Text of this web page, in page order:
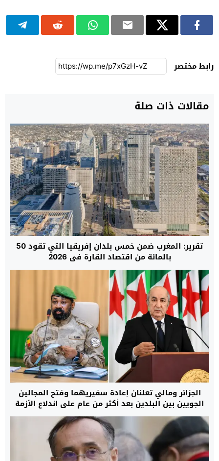
رابط مختصر
مقالات ذات صلة
تقرير: المغرب ضمن خمس بلدان إفريقيا التي تقود 50
بالمائة من اقتصاد القارة في 2026
الجزائر ومالي تعلنان إعادة سفيريهما وفتح المجالين
الجويين بين البلدين بعد أكثر من عام على اندلاع الأزمة
الدبلوماسية بينهما